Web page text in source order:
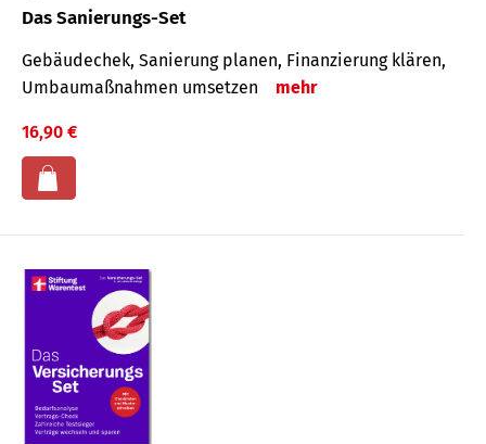
Das Sanierungs-Set
Gebäudechek, Sanierung planen, Finanzierung klären,
Umbaumaßnahmen umsetzen
mehr
16,90 €